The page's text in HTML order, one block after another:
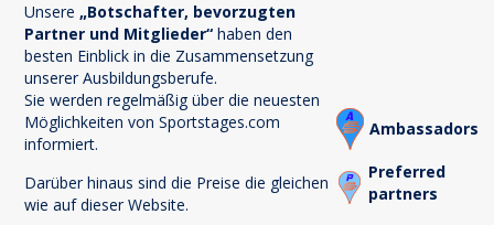
Unsere„Botschafter, bevorzugten
Partner und Mitglieder“ haben den
besten Einblick in die Zusammensetzung
unserer Ausbildungsberufe.
Sie werden regelmäßig über die neuesten
Möglichkeiten von Sportstages.com
informiert.
Darüber hinaus sind die Preise die gleichen
wie auf dieser Website.
Ambassadors
Preferred
partners